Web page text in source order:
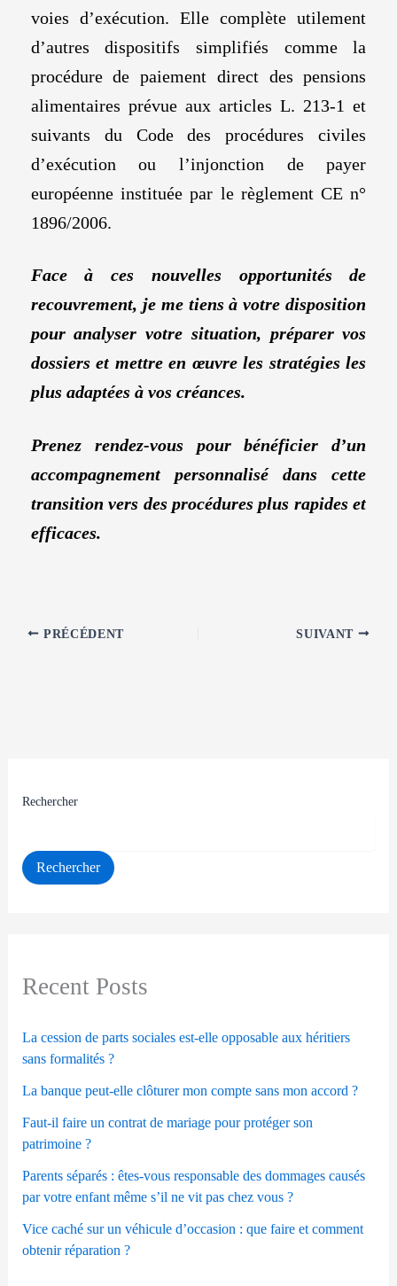
Rechercher
Rechercher
Recent Posts
La cession de parts sociales est-elle opposable aux héritiers
sans formalités ?
La banque peut-elle clôturer mon compte sans mon accord ?
Faut-il faire un contrat de mariage pour protéger son
patrimoine ?
Parents séparés : êtes-vous responsable des dommages causés
par votre enfant même s’il ne vit pas chez vous ?
Vice caché sur un véhicule d’occasion : que faire et comment
obtenir réparation ?
voies d’exécution. Elle complète utilement
d’autres dispositifs simplifiés comme la
procédure de paiement direct des pensions
alimentaires prévue aux articles L. 213-1 et
suivants du Code des procédures civiles
d’exécution ou l’injonction de payer
européenne instituée par le règlement CE n°
1896/2006.
Face à ces nouvelles opportunités de
recouvrement, je me tiens à votre disposition
pour analyser votre situation, préparer vos
dossiers et mettre en œuvre les stratégies les
plus adaptées à vos créances.
Prenez rendez-vous pour bénéficier d’un
accompagnement personnalisé dans cette
transition vers des procédures plus rapides et
efficaces.
PRÉCÉDENT SUIVANT